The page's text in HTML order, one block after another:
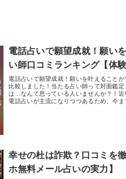
電話占いで願望成就！願い
い師口コミランキング【体験
電話占いで願望成就！願いを叶えること
比較しました！当たる占い師って対面鑑
は…なんて思っている人いませんか？！近
電話占いが主流になりつつあるため、今
幸せの杜は詐欺？口コミを
ホ無料メール占いの実力】